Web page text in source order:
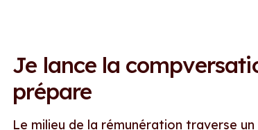
Je lance la
prépare
Le milieu de la rémunération traverse